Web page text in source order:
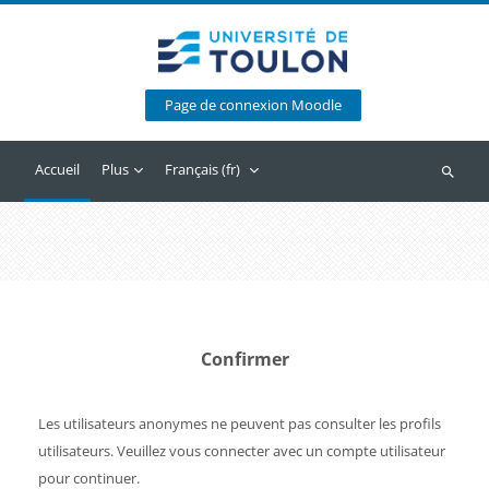
Page de connexion Moodle
Accueil Plus Français ‎(fr)‎
Confirmer
Les utilisateurs anonymes ne peuvent pas consulter les profils
utilisateurs. Veuillez vous connecter avec un compte utilisateur
pour continuer.